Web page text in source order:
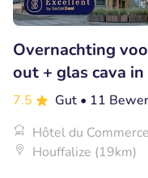
Overnachting
out + glas cava
7.5 Gut • 11
Hôtel du Commerce
Houffalize (19km)